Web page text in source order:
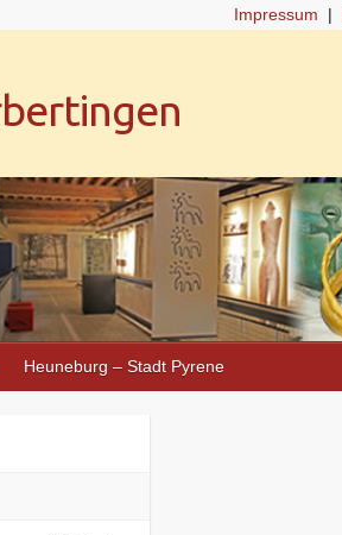
Impressum |
Heuneburg – Stadt Pyrene